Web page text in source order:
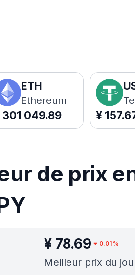
ETH
Ethereum
301 049.89 ¥
de prix
¥ 78.69 0.01%
Meilleur prix du